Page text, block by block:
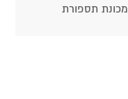
מכונת תספורת